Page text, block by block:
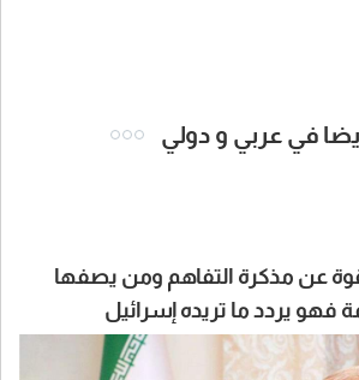
ايضا في عربي و دولي
عن مذكرة التفاهم ومن يصفها
فهو يردد ما تريده إسرائيل